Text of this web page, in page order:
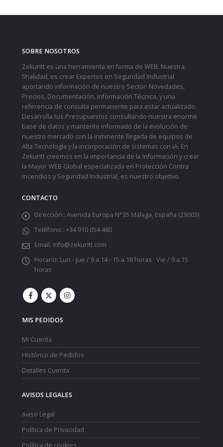
SOBRE NOSOTROS
Zekuritt es una herramienta en forma de WEB. Nuestra
finalidad, es crear Expertos en Seguridad Industrial
aportando información de nuestro Sector: Novedades,
Precios, Documentación, Información Técnica, y una
referencia de consulta permanente para estar actualizado.
Desarrolla tus Presupuestos consultando nuestra enorme
base de datos y mantente informado de la evolución de
nuestro mercado con la inminente llegada de equipos de
Alta Tecnología y la incorporación de sistemas con iA. En
Zekuritt creemos en la importancia de la Información y crear
la Mayor WEB Global especializada en Protección Contra
Incendios y Seguridad Industrial, es nuestro objetivo.
CONTACTO
Dirección:: Avenida Europa N°35 Málaga, España (29003)
Teléfono:: +34 910 054 480
Email: info@zekuritt.com
Horario: Lun - Jue / 9 a 14 - 15 a 18 horas · Vie / 9 a 15
horas
MIS PEDIDOS
Mi Cuenta
Histórico de Pedidos
Detalles Cuenta
AVISOS LEGALES
Aviso Legal
Política de Privacidad